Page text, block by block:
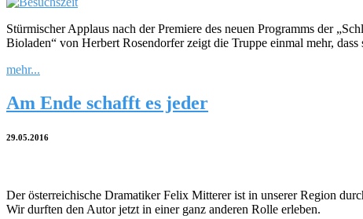
Stürmischer Applaus nach der Premiere des neuen Programms der
Bioladen“ von Herbert Rosendorfer zeigt die Truppe einmal mehr,
mehr...
Am Ende schafft es jeder
29.05.2016
Der österreichische Dramatiker Felix Mitterer ist in unserer Region
Wir durften den Autor jetzt in einer ganz anderen Rolle erleben.